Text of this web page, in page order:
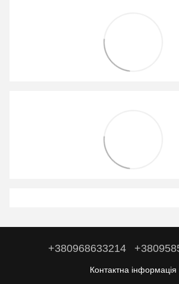
+380968633214
Контактна інформація